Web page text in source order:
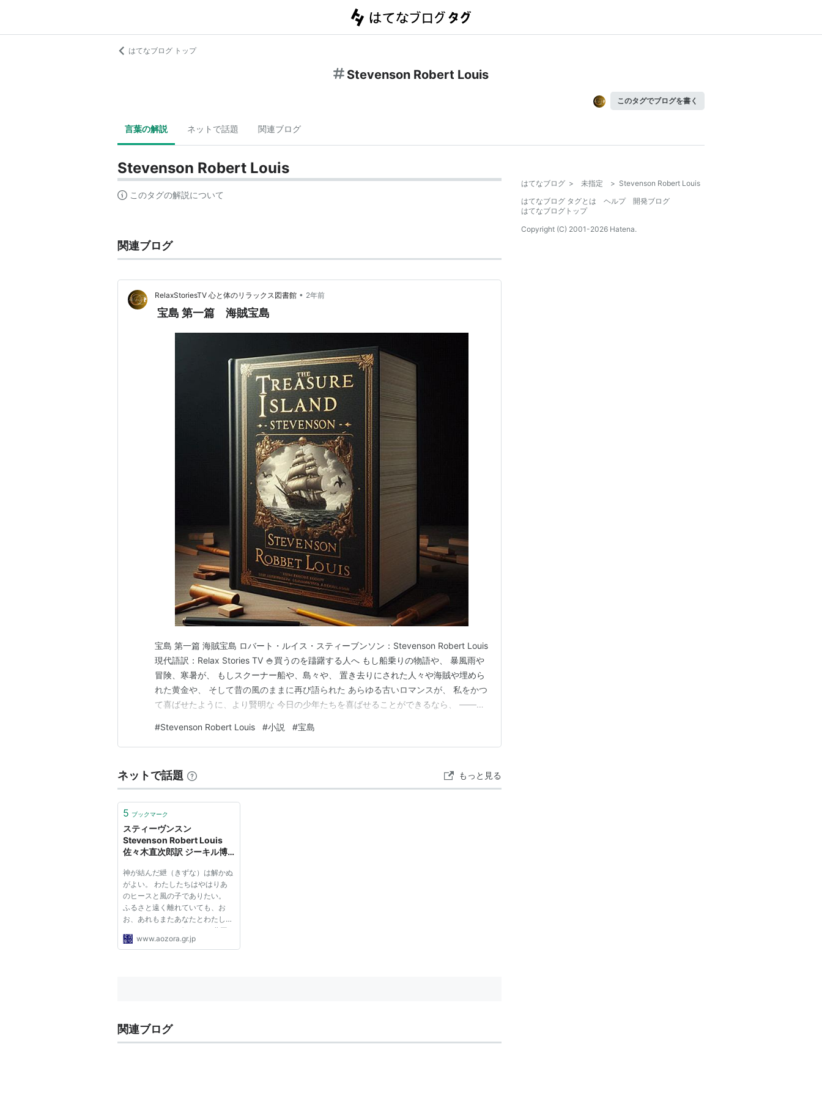
はてなブログ トップ
Stevenson Robert Louis
このタグでブログを書く
言葉の解説 ネットで話題 関連ブログ
Stevenson Robert Louis
このタグの解説について
関連ブログ
RelaxStoriesTV 心と体のリラックス図書館 • 2年前
宝島 第一篇 海賊宝島
宝島 第一篇 海賊宝島 ロバート・ルイス・スティーブンソン：Stevenson Robert Louis
現代語訳：Relax Stories TV 🍚買うのを躊躇する人へ もし船乗りの物語や、 暴風雨や
冒険、寒暑が、 もしスクーナー船や、島々や、 置き去りにされた人々や海賊や埋めら
れた黄金や、 そして昔の風のままに再び語られた あらゆる古いロマンスが、 私をかつ
て喜ばせたように、より賢明な 今日の少年たちを喜ばせることができるなら、 ――そ
昔の嗜好を忘れてしまい、 キングストンや、勇者バランタインや、 森と波の…
#Stevenson Robert Louis #小説 #宝島
ネットで話題 もっと見る
5 ブックマーク
スティーヴンスン
Stevenson Robert Louis
佐々木直次郎訳 ジーキル博
STRANGE CASE OF DR.
JEKYLL AND MR. HYDE
神が結んだ紲（きずな）は解かぬ
がよい。 わたしたちはやはりあ
のヒースと風の子でありたい。
ふるさと遠く離れていても、お
お、あれもまたあなたとわたしの
ためだ。 エニシダが、かの北国
（きたぐに）に美しく咲き匂うの
www.aozora.gr.jp
関連ブログ
はてなブログ > 未指定 > Stevenson Robert Louis
はてなブログ タグとは
ヘルプ
開発ブログ
はてなブログトップ
Copyright (C) 2001-2026 Hatena.